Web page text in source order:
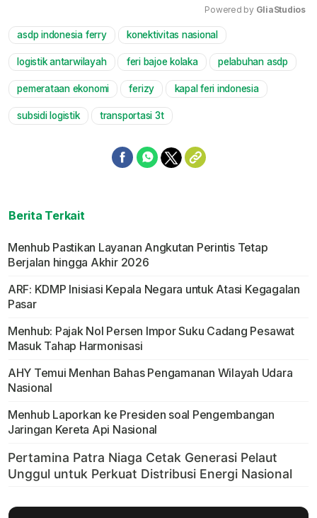
Powered by GliaStudios
asdp indonesia ferry konektivitas nasional
logistik antarwilayah feri bajoe kolaka pelabuhan asdp
pemerataan ekonomi ferizy kapal feri indonesia
subsidi logistik transportasi 3t
Berita Terkait
Menhub Pastikan Layanan Angkutan Perintis Tetap
Berjalan hingga Akhir 2026
ARF: KDMP Inisiasi Kepala Negara untuk Atasi Kegagalan
Pasar
Menhub: Pajak Nol Persen Impor Suku Cadang Pesawat
Masuk Tahap Harmonisasi
AHY Temui Menhan Bahas Pengamanan Wilayah Udara
Nasional
Menhub Laporkan ke Presiden soal Pengembangan
Jaringan Kereta Api Nasional